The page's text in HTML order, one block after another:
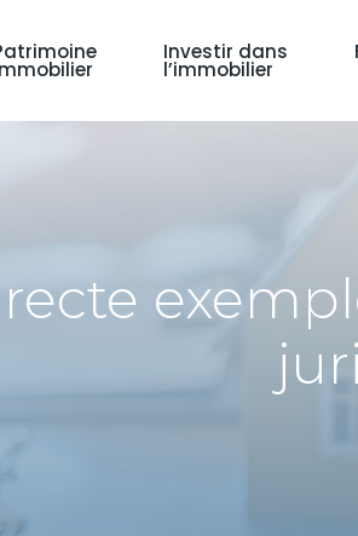
Investir dans
l’immobilier